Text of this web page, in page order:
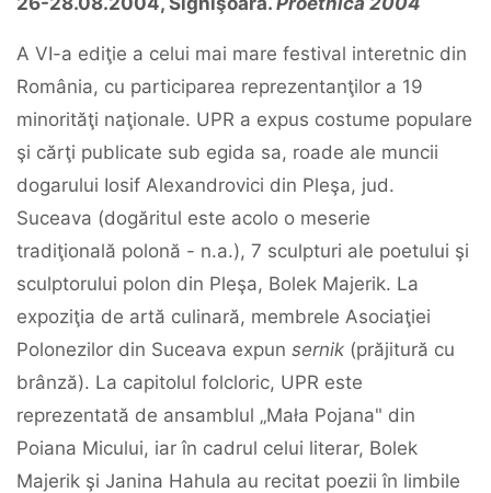
A VI-a ediţie a celui mai mare festival interetnic din
România, cu participarea reprezentanţilor a 19
minorităţi naţionale. UPR a expus costume populare
şi cărţi publicate sub egida sa, roade ale muncii
dogarului Iosif Alexandrovici din Pleşa, jud.
Suceava (dogăritul este acolo o meserie
tradiţională polonă - n.a.), 7 sculpturi ale poetului şi
sculptorului polon din Pleşa, Bolek Majerik. La
expoziţia de artă culinară, membrele Asociaţiei
Polonezilor din Suceava expun sernik (prăjitură cu
brânză). La capitolul folcloric, UPR este
reprezentată de ansamblul „Mała Pojana" din
Poiana Micului, iar în cadrul celui literar, Bolek
Majerik şi Janina Hahula au recitat poezii în limbile